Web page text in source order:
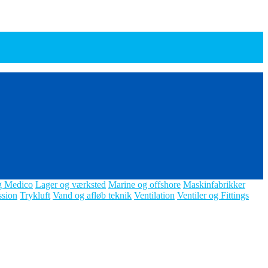
Medico Lager og værksted Marine og offshore Maskinfabrikker
Trykluft Vand og afløb teknik Ventilation Ventiler og Fittings